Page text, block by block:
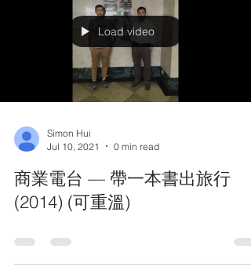
Jul 10, 2021